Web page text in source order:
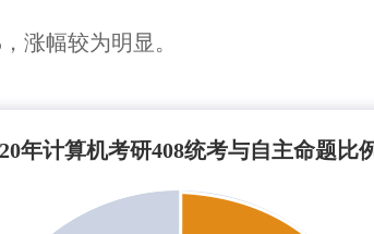
涨幅较为明显。
年计算机考研408统考与自主命题比